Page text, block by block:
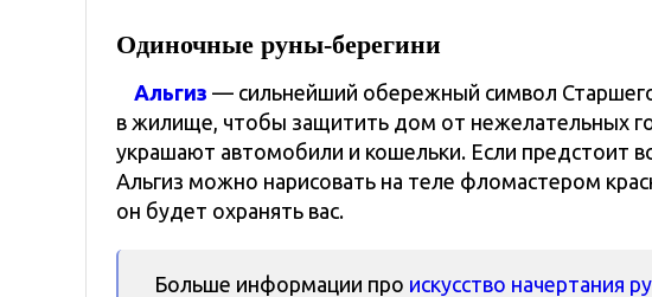
Одиночные руны-берегини
Альгиз — сильнейший обережный символ
в жилище, чтобы защитить дом от нежелательных
украшают автомобили и кошельки. Если предстоит
Альгиз можно нарисовать на теле фломастером
он будет охранять вас.
Больше информации про искусство начертания